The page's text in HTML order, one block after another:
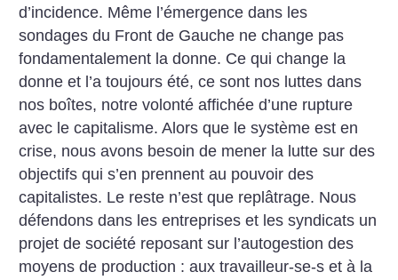
d’incidence. Même l’émergence dans les
sondages du Front de Gauche ne change pas
fondamentalement la donne. Ce qui change la
donne et l’a toujours été, ce sont nos luttes dans
nos boîtes, notre volonté affichée d’une rupture
avec le capitalisme. Alors que le système est en
crise, nous avons besoin de mener la lutte sur des
objectifs qui s’en prennent au pouvoir des
capitalistes. Le reste n’est que replâtrage. Nous
défendons dans les entreprises et les syndicats un
projet de société reposant sur l’autogestion des
moyens de production : aux travailleur-se-s et à la